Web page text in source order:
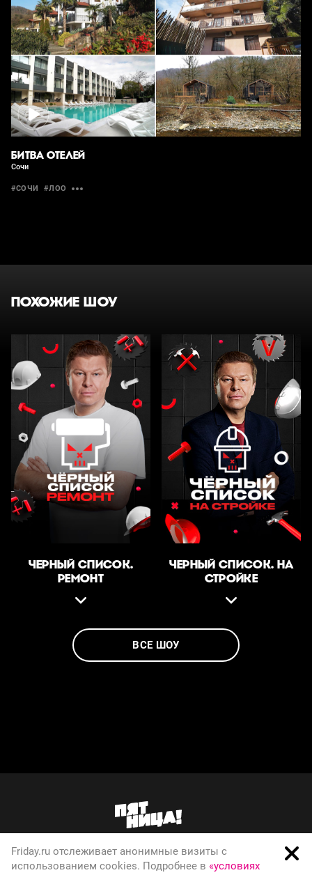
БИТВА ОТЕЛЕЙ
Сочи
#СОЧИ #ЛОО
ПОХОЖИЕ ШОУ
ЧЕРНЫЙ СПИСОК.
РЕМОНТ
ЧЕРНЫЙ СПИСОК. НА
СТРОЙКЕ
ВСЕ ШОУ
О телеканале
Friday.ru отслеживает анонимные визиты с
использованием cookies. Подробнее в «условиях